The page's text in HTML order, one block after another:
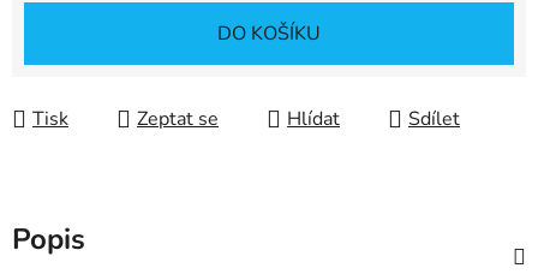
DO KOŠÍKU
Tisk Zeptat se Hlídat Sdílet
Popis